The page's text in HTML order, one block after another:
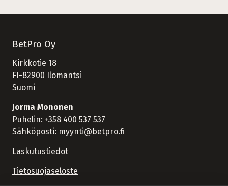
BetPro Oy
Kirkkotie 18
FI-82900 Ilomantsi
Suomi
Jorma Mononen
Puhelin: +358 400 537 537
Sähköposti: myynti@betpro.fi
Laskutustiedot
Tietosuojaseloste